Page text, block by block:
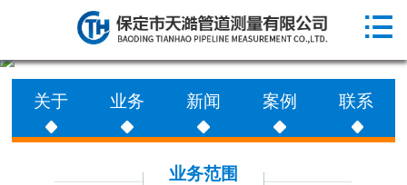
 网站首页
走进天澔
业务范围

关于 业务 新闻 案例 联系
业务范围